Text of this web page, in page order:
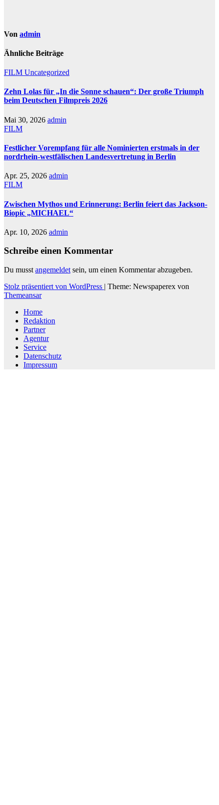
Von admin
Ähnliche Beiträge
FILM Uncategorized
Zehn Lolas für „In die Sonne schauen“: Der große Triumph
beim Deutschen Filmpreis 2026
Mai 30, 2026 admin
FILM
Festlicher Vorempfang für alle Nominierten erstmals in der
nordrhein-westfälischen Landesvertretung in Berlin
Apr. 25, 2026 admin
FILM
Zwischen Mythos und Erinnerung: Berlin feiert das Jackson-
Biopic „MICHAEL“
Apr. 10, 2026 admin
Schreibe einen Kommentar
Du musst angemeldet sein, um einen Kommentar abzugeben.
Stolz präsentiert von WordPress | Theme: Newspaperex von
Themeansar
Home
Redaktion
Partner
Agentur
Service
Datenschutz
Impressum